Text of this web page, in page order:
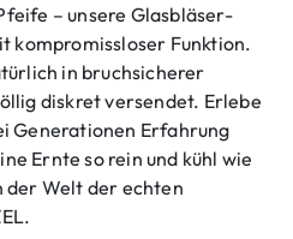
– unsere Glasbläser-
kompromissloser Funktion.
in bruchsicherer
diskret versendet. Erlebe
Generationen Erfahrung
Ernte so rein und kühl wie
der Welt der echten